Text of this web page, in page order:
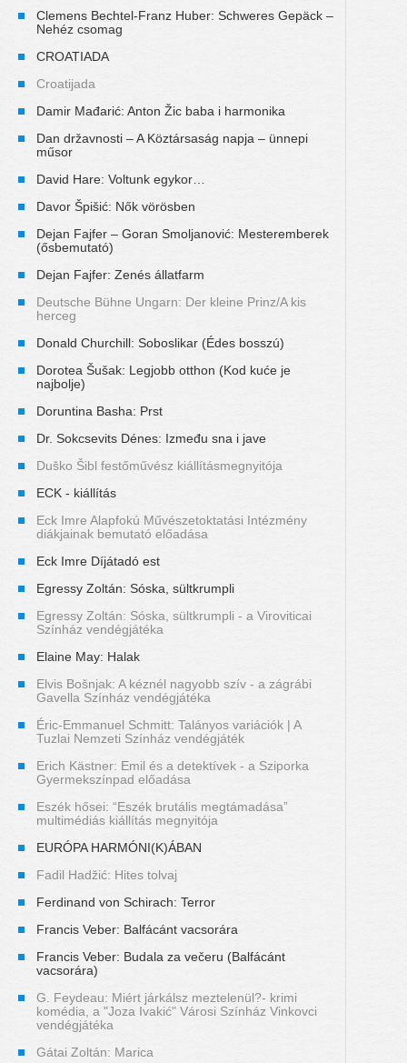
Clemens Bechtel-Franz Huber: Schweres Gepäck –
Nehéz csomag
CROATIADA
Croatijada
Damir Mađarić: Anton Žic baba i harmonika
Dan državnosti – A Köztársaság napja – ünnepi
műsor
David Hare: Voltunk egykor…
Davor Špišić: Nők vörösben
Dejan Fajfer – Goran Smoljanović: Mesteremberek
(ősbemutató)
Dejan Fajfer: Zenés állatfarm
Deutsche Bühne Ungarn: Der kleine Prinz/A kis
herceg
Donald Churchill: Soboslikar (Édes bosszú)
Dorotea Šušak: Legjobb otthon (Kod kuće je
najbolje)
Doruntina Basha: Prst
Dr. Sokcsevits Dénes: Između sna i jave
Duško Šibl festőművész kiállításmegnyitója
ECK - kiállítás
Eck Imre Alapfokú Művészetoktatási Intézmény
diákjainak bemutató előadása
Eck Imre Díjátadó est
Egressy Zoltán: Sóska, sültkrumpli
Egressy Zoltán: Sóska, sültkrumpli - a Viroviticai
Színház vendégjátéka
Elaine May: Halak
Elvis Bošnjak: A kéznél nagyobb szív - a zágrábi
Gavella Színház vendégjátéka
Éric-Emmanuel Schmitt: Talányos variációk | A
Tuzlai Nemzeti Színház vendégjáték
Erich Kästner: Emil és a detektívek - a Sziporka
Gyermekszínpad előadása
Eszék hősei: “Eszék brutális megtámadása”
multimédiás kiállítás megnyitója
EURÓPA HARMÓNI(K)ÁBAN
Fadil Hadžić: Hites tolvaj
Ferdinand von Schirach: Terror
Francis Veber: Balfácánt vacsorára
Francis Veber: Budala za večeru (Balfácánt
vacsorára)
G. Feydeau: Miért járkálsz meztelenül?- krimi
komédia, a "Joza Ivakić" Városi Színház Vinkovci
vendégjátéka
Gátai Zoltán: Marica